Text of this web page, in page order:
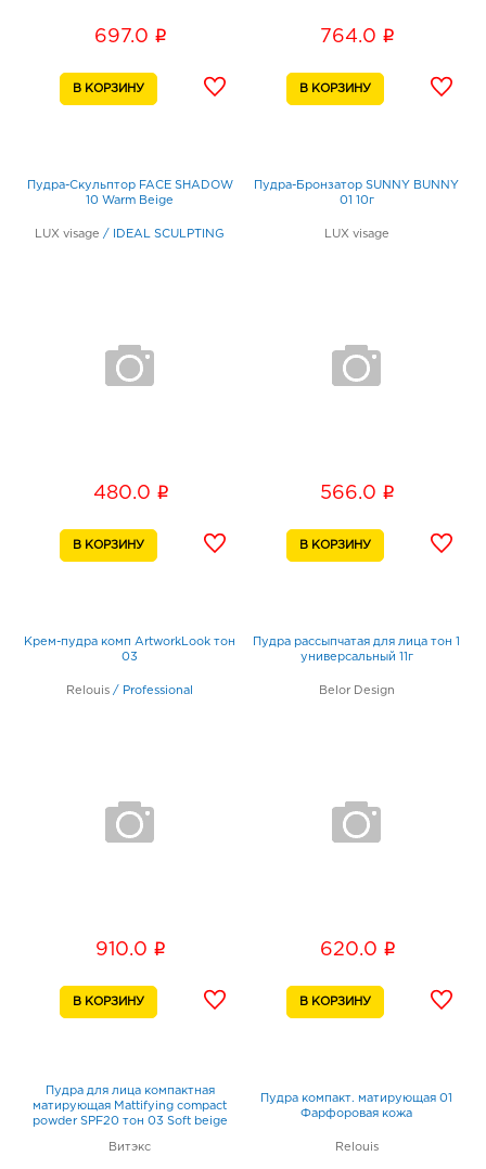
697.0 i 764.0 i
Пудра-Скульптор FACE SHADOW
10 Warm Beige
LUX visage / IDEAL SCULPTING
480.0 i
Пудра-Бронзатор SUNNY BUNNY
01 10г
LUX visage
566.0 i
Крем-пудра комп ArtworkLook тон
03
Relouis / Professional
910.0 i
Пудра рассыпчатая для лица тон 1
универсальный 11г
Belor Design
620.0 i
Пудра для лица компактная
матирующая Mattifying compact
powder SPF20 тон 03 Soft beige
Витэкс
Пудра компакт. матирующая 01
Фарфоровая кожа
Relouis